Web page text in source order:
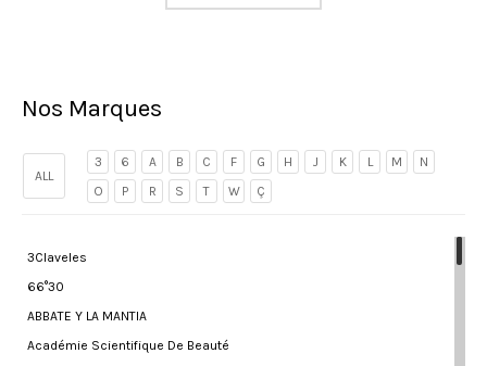
Nos Marques
ALL
3 6 A B C F G H J K L M
N
O
P R S T W Ç
3Claveles
66°30
ABBATE Y LA MANTIA
Académie Scientifique De Beauté